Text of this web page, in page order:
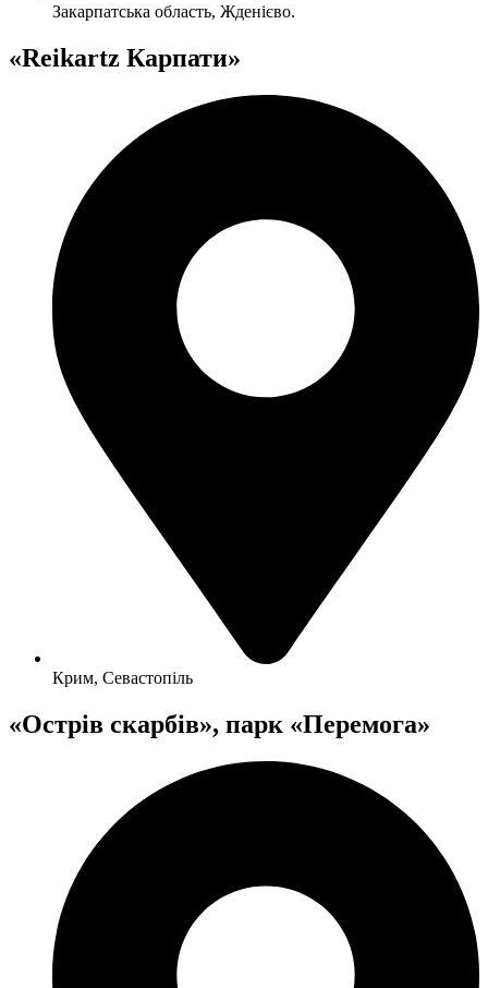
Закарпатська область, Жденієво.
«Reikartz Карпати»
Крим, Севастопіль
«Острів скарбів», парк «Перемога»